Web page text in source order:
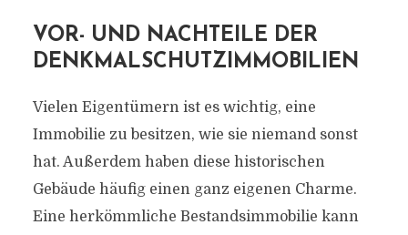
VOR- UND NACHTEILE DER
DENKMALSCHUTZIMMOBILIEN
Vielen Eigentümern ist es wichtig, eine
Immobilie zu besitzen, wie sie niemand sonst
hat. Außerdem haben diese historischen
Gebäude häufig einen ganz eigenen Charme.
Eine herkömmliche Bestandsimmobilie kann